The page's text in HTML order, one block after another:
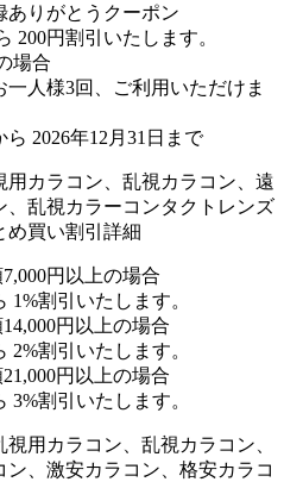
ありがとうクーポン
200円割引 いたします。
場合
一人様3回
、ご利用いただけま
ら 2026年12月31日まで
用カラコン、乱視カラコン、遠
乱視カラーコンタクトレンズ
め買い割引詳細
7,000円以上の場合
1%割引いたします。
14,000円以上の場合
2%割引いたします。
21,000円以上の場合
3%割引いたします。
視用カラコン、乱視カラコン、
、激安カラコン、格安カラコ